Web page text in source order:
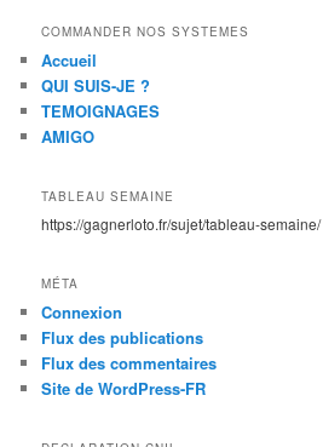
COMMANDER NOS SYSTEMES
Accueil
QUI SUIS-JE ?
TEMOIGNAGES
AMIGO
TABLEAU SEMAINE
https://gagnerloto.fr/sujet/tableau-semaine/
MÉTA
Connexion
Flux des publications
Flux des commentaires
Site de WordPress-FR